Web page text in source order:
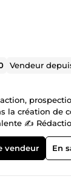
Vendeur
la création
✍️
🖥️
vendeur En